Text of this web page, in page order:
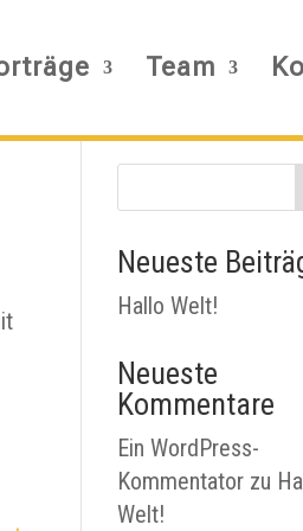
Team
Neueste
Hallo Welt!
Neueste
Kommentare
Ein WordPress-
Kommentatorzu
Welt!